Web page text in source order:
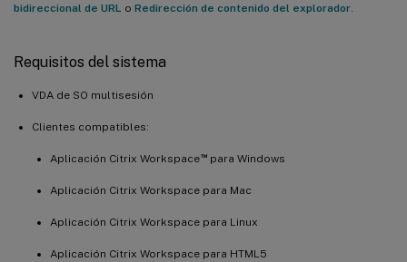
bidireccional de URL o Redirección de contenido del explorador
Requisitos del sistema
VDA de SO multisesión
Clientes compatibles:
Aplicación Citrix Workspace™para Windows
Aplicación Citrix Workspace para Mac
Aplicación Citrix Workspace para Linux
Aplicación Citrix Workspace para HTML5